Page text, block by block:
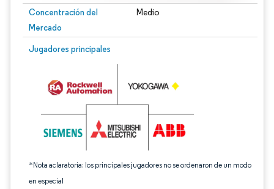
Concentración del
Mercado
Medio
Jugadores principales
*Nota aclaratoria: los principales jugadores no se ordenaron de un modo
en especial
Imagen © Mordor Intelligence. El uso requiere atribución según CC BY 4.0.